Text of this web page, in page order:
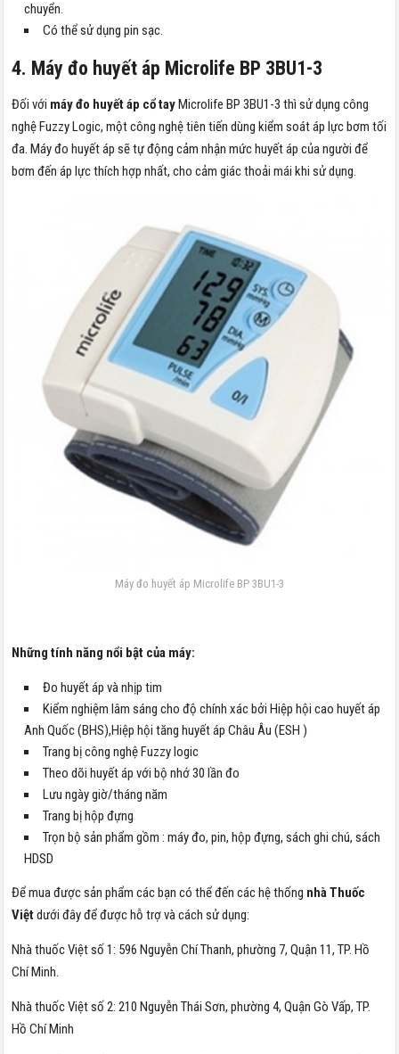
chuyển.
Có thể sử dụng pin sạc.
4. Máy đo huyết áp Microlife BP 3BU1-3
Đối với máy đo huyết áp cổ tay Microlife BP 3BU1-3 thì sử dụng công
nghệ Fuzzy Logic, một công nghệ tiên tiến dùng kiểm soát áp lực bơm tối
đa. Máy đo huyết áp sẽ tự động cảm nhận mức huyết áp của người để
bơm đến áp lực thích hợp nhất, cho cảm giác thoải mái khi sử dụng.
Máy đo huyết áp Microlife BP 3BU1-3
Những tính năng nổi bật của máy:
Đo huyết áp và nhịp tim
Kiểm nghiệm lâm sáng cho độ chính xác bởi Hiệp hội cao huyết áp
Anh Quốc (BHS),Hiệp hội tăng huyết áp Châu Âu (ESH )
Trang bị công nghệ Fuzzy logic
Theo dõi huyết áp với bộ nhớ 30 lần đo
Lưu ngày giờ/tháng năm
Trang bị hộp đựng
Trọn bộ sản phẩm gồm : máy đo, pin, hộp đựng, sách ghi chú, sách
HDSD
Để mua được sản phẩm các bạn có thể đến các hệ thống nhà Thuốc
Việtdưới đây để được hỗ trợ và cách sử dụng:
Nhà thuốc Việt số 1: 596 Nguyễn Chí Thanh, phường 7, Quận 11, TP. Hồ
Chí Minh.
Nhà thuốc Việt số 2: 210 Nguyễn Thái Sơn, phường 4, Quận Gò Vấp, TP.
Hồ Chí Minh